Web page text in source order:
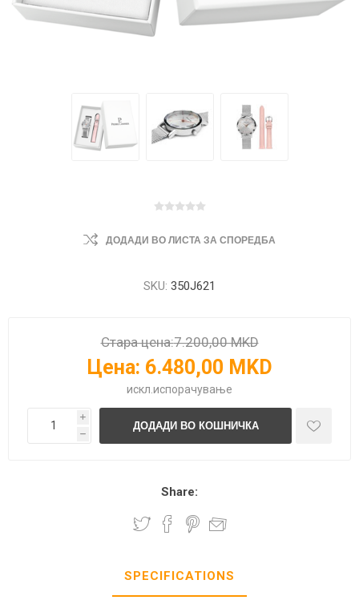
ДОДАДИ ВО ЛИСТА ЗА СПОРЕДБА
SKU: 350J621
Стара цена:7.200,00 MKD
Цена: 6.480,00 MKD
искл. испорачување
i
h
Share:
SPECIFICATIONS